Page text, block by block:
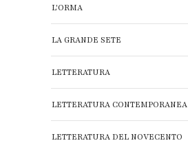
L'ORMA
LA GRANDE SETE
LETTERATURA
LETTERATURA CONTEMPORANEA
LETTERATURA DEL NOVECENTO